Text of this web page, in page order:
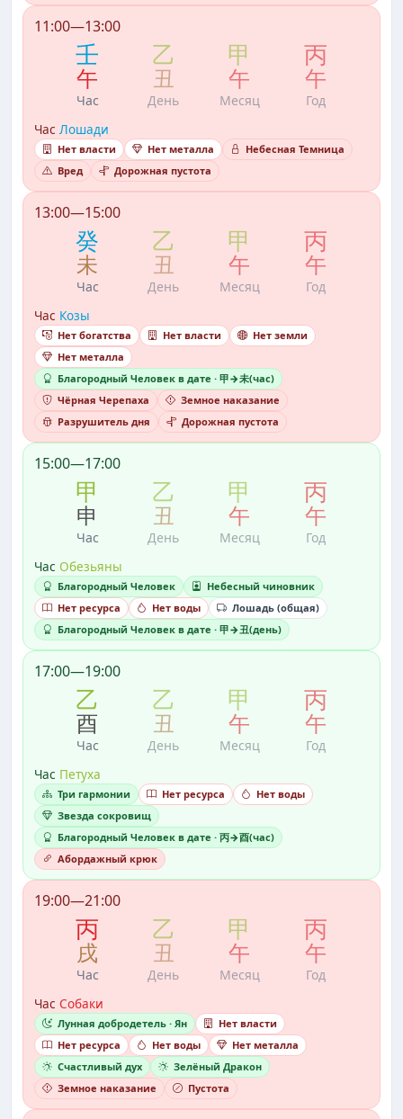
11:00—13:00
壬
午
Час
乙
丑
День
甲
午
Месяц
丙
午
Год
Час Лошади
Нет власти Нет металла
Небесная Темница
Вред
Дорожная пустота
13:00—15:00
癸
未
Час
乙
丑
День
甲
午
Месяц
丙
午
Год
Час Козы
Нет богатства Нет власти
Нет земли
Нет металла
Благородный Человек в дате · 甲→未(час)
Чёрная Черепаха
Земное наказание
Разрушитель дня
Дорожная пустота
15:00—17:00
甲
申
Час
乙
丑
День
甲
午
Месяц
丙
午
Год
Час Обезьяны
Благородный Человек
Небесный чиновник
Нет ресурса
Нет воды
Лошадь (общая)
Благородный Человек в дате · 甲→丑(день)
17:00—19:00
乙
酉
Час
乙
丑
День
甲
午
Месяц
丙
午
Год
Час Петуха
Три гармонии Нет ресурса
Нет воды
Звезда сокровищ
Благородный Человек в дате · 丙→酉(час)
Абордажный крюк
19:00—21:00
丙
戌
Час
乙
丑
День
甲
午
Месяц
丙
午
Год
Час Собаки
Лунная добродетель · Ян
Нет власти
Нет ресурса
Нет воды
Нет металла
Счастливый дух
Зелёный Дракон
Земное наказание
Пустота